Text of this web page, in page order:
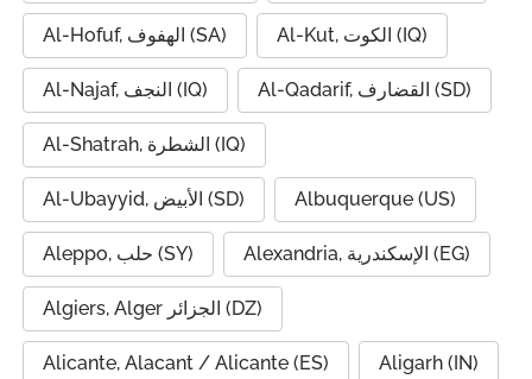
Al-Hofuf, الهفوف (SA) Al-Kut, الكوت (IQ)
Al-Najaf, النجف (IQ) Al-Qadarif, القضارف (SD)
Al-Shatrah, الشطرة (IQ)
Al-Ubayyid, الأبيض (SD) Albuquerque (US)
Aleppo, حلب (SY) Alexandria, الإسكندرية (EG)
Algiers, Alger الجزائر (DZ)
Alicante, Alacant / Alicante (ES) Aligarh (IN)